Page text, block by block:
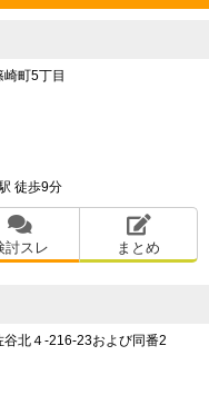
町5丁目
徒歩9分
討スレ まとめ
谷北４-216-23および同番2